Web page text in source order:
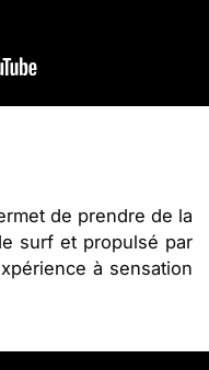
de prendre de la
surf et propulsé par
à sensation